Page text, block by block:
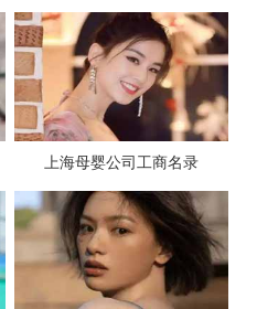
上海母婴公司工商名录